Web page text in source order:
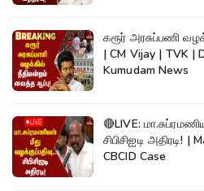
கரூர் அரசுப்பணி
| CM Vijay | TVK |
Kumudam News
🔴LIVE:
சிபிசிஐடி அதிரடி!
CBCID Case